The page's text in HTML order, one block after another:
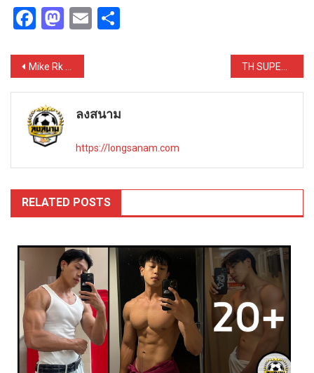
Facebook
Mastodon
Email
Post
navigation
Mike Rk เปิดวาร์ปนายแบบหนุ่มลุคแซ่บ เจ้าของผลงานสุดฮอต TH SUPERKXXL เปิดวาร์ป หนุ่มสายแซ่บ งานดีที่หลายคนกำลังตามหา
ลงสนาม
https://longsanam.com
RELATED POSTS